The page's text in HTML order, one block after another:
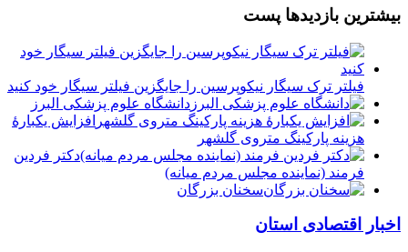
بیشترین بازدیدها پست
فیلتر ترک سیگار نیکوپرسین را جایگزین فیلتر سیگار خود کنید
دانشگاه علوم پزشکی البرز
افزایش یکبارۀ
هزینه پارکینگ متروی گلشهر
دكتر فردين
فرمند (نماينده مجلس مردم میانه)
سخنان بزرگان
اخبار اقتصادی استان